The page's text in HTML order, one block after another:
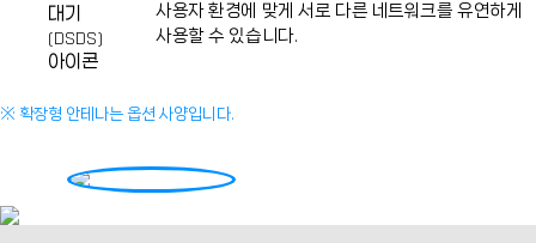
사용자 환경에 맞게서로 다른 네트워크를 유연하게
사용할 수 있습니다.
※ 확장형 안테나는 옵션 사양입니다.